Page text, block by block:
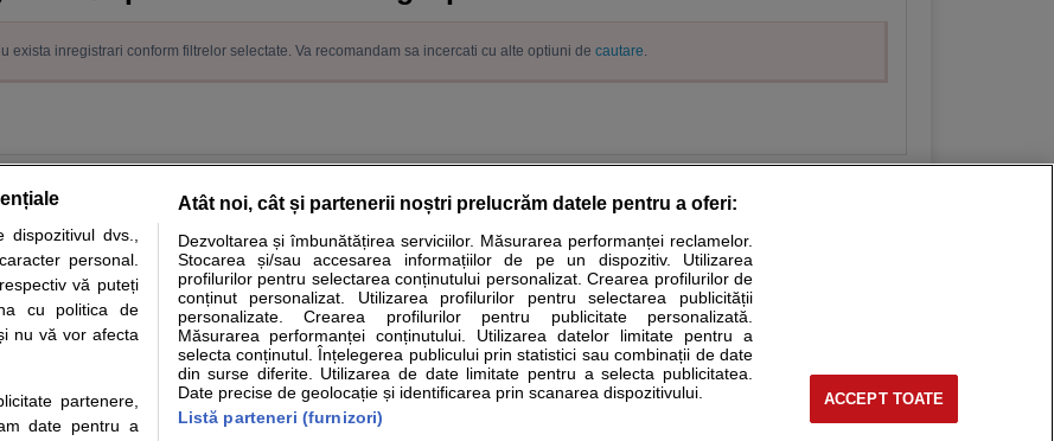
exista inregistrari conform filtrelor selectate. Va recomandam sa incercati cu alte optiuni de cautare.
analize Specialitati medicale Boli si afectiuni Calculatoare Stiri medicale
despre sanatate disponibile pe sfatulmedicului.ro au scop informativ si educational. Ele nu pot substitui consultul medical direct si
medicale. Va sfatuim, ca pe langa informatia primita pe sfatulmedicului.ro sa consultati fie medicul Dvs., fie unul dintre medicii pe care
programari la medic Clickmed.
Drepturile consumatorului
Protectia consumatorilor - ANPC
Parteneri
dvs.,
personal.
vă puteți
cu politica de
nu vă vor afecta
partenere,
date pentru a
Atât noi, cât și partenerii noștri prelucrăm datele pentru a oferi:
Dezvoltarea și îmbunătățirea serviciilor. Măsurarea performanței reclamelor.
Stocarea și/sau accesarea informațiilor de pe un dispozitiv. Utilizarea
profilurilor pentru selectarea conținutului personalizat. Crearea profilurilor de
conținut personalizat. Utilizarea profilurilor pentru selectarea publicității
personalizate. Crearea profilurilor pentru publicitate personalizată.
Măsurarea performanței conținutului. Utilizarea datelor limitate pentru a
selecta conținutul. Înțelegerea publicului prin statistici sau combinații de date
din surse diferite. Utilizarea de date limitate pentru a selecta publicitatea.
Date precise de geolocație și identificarea prin scanarea dispozitivului.
Listă parteneri (furnizori)
ACCEPT TOATE